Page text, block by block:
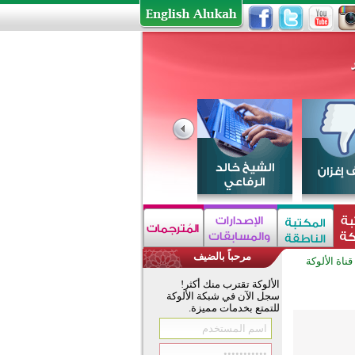
قناة الألوكة مرحباً بالضيف
الألوكة تقترب منك أكثر!
سجل الآن في شبكة الألوكة
للتمتع بخدمات مميزة.